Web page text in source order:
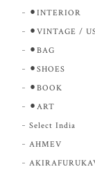
⚫︎INTERIOR
⚫︎VINTAGE /
⚫︎BAG
⚫︎SHOES
⚫︎BOOK
⚫︎ART
Select India
AHMEV